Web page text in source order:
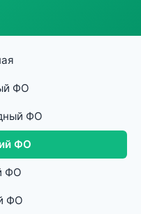
ФО
ФО
ФО
ФО
ФО